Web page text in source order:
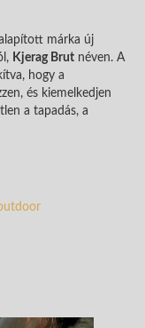
márka új
Kjerag Brut néven. A
hogy a
és kiemelkedjen
a tapadás, a